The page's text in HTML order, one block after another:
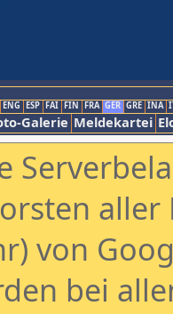
ENG ESP FAI FIN FRA GER GRE INA
Galerie Meldekartei
aller
von
bei